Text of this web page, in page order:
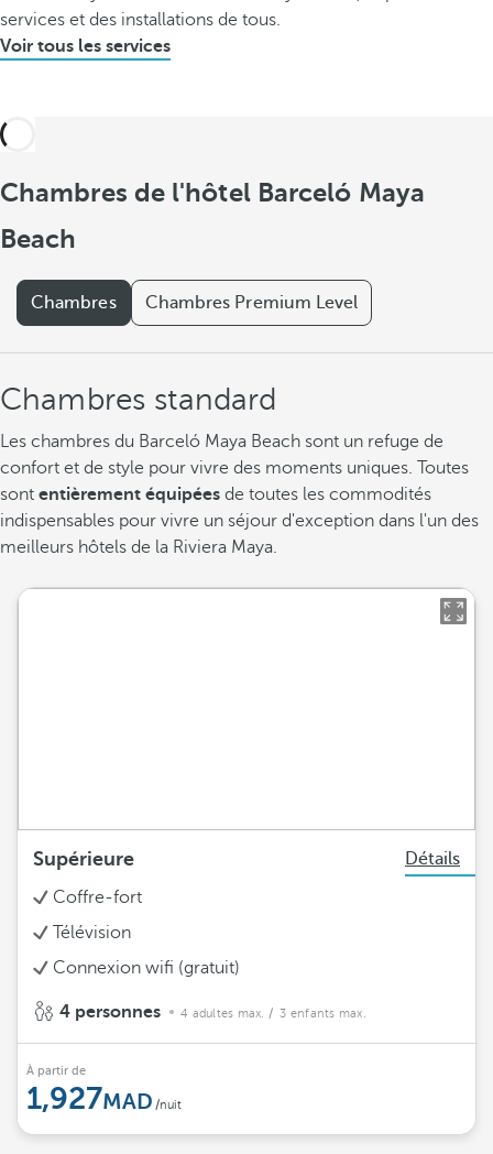
services et des installations de tous.
Voir tous les services
Chambres de l'hôtel Barceló Maya
Beach
Chambres Chambres Premium Level
Chambres standard
Les chambres du Barceló Maya Beach sont un refuge de
confort et de style pour vivre des moments uniques. Toutes
sont entièrement équipées de toutes les commodités
indispensables pour vivre un séjour d'exception dans l'un des
meilleurs hôtels de la Riviera Maya.
Supérieure
Détails
Coffre-fort
Télévision
Connexion wifi (gratuit)
4 personnes 4 adultes max. / 3 enfants max.
À partir de
1,927 /nuit